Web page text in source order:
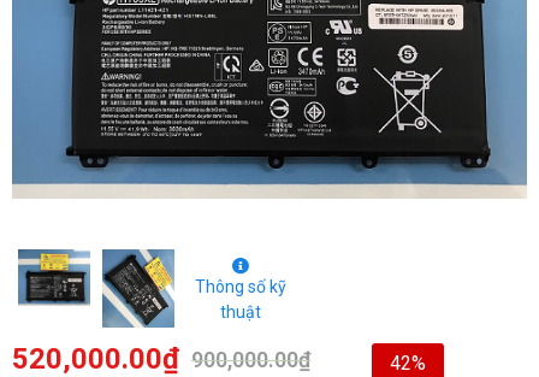
Thông số kỹ
thuật
900,000.00₫
520,000.00₫ 42%